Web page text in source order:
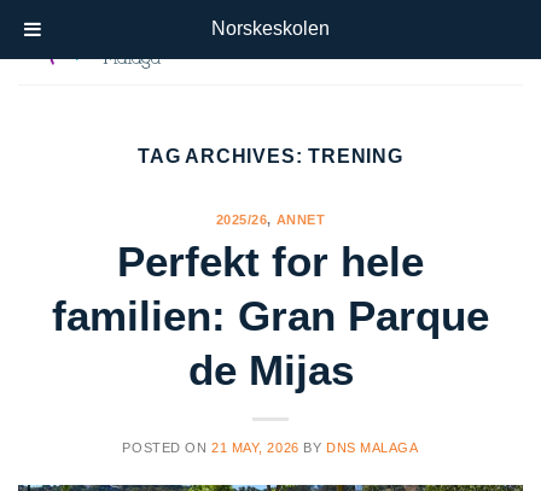
TAG ARCHIVES:TRENING
2025/26, ANNET
Perfekt for hele
familien: Gran Parque
de Mijas
POSTED ON 21 MAY, 2026 BY DNS MALAGA
Norskeskolen